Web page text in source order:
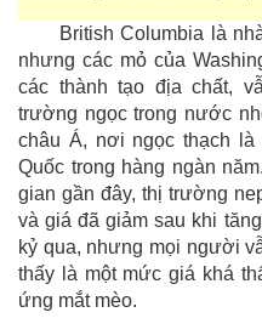
British Columbia là
nhưng các mỏ của
các thành tạo địa chất,
trường ngọc trong nước
châu Á, nơi ngọc thạch là
Quốc trong hàng ngàn
gian gần đây, thị trường
và giá đã giảm sau khi
kỷ qua, nhưng mọi người
thấy là một mức giá khá
ứng mắt mèo.